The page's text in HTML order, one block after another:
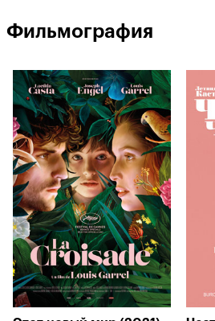
Фильмография